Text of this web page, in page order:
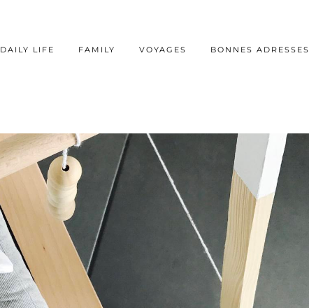
DAILY LIFE FAMILY VOYAGES BONNES ADRESSES